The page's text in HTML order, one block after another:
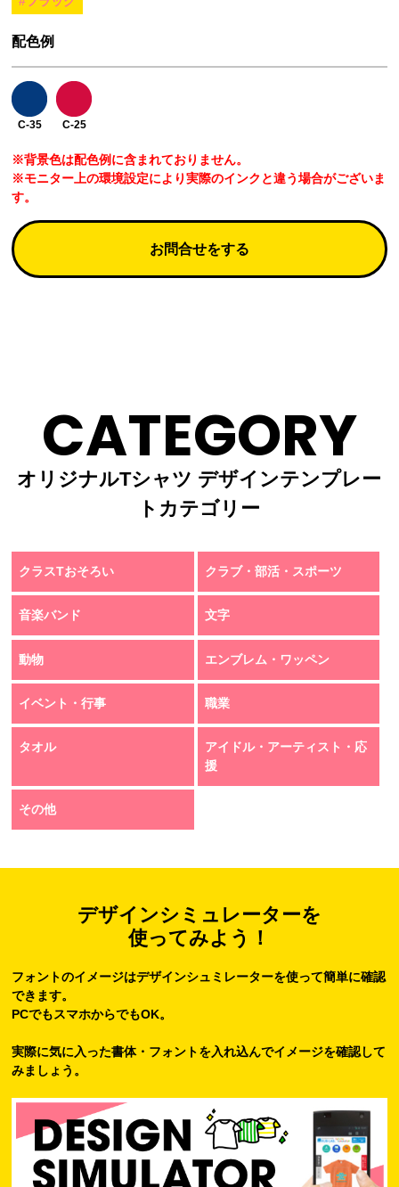
配色例
C-35 C-25
※背景色は配色例に含まれておりません。
※モニター上の環境設定により実際のインクと違う場合がございま
す。
お問合せをする
CATEGORY
オリジナルTシャツ デザインテンプレー
トカテゴリー
クラスTおそろい クラブ・部活・スポーツ
音楽バンド 文字
動物 エンブレム・ワッペン
イベント・行事 職業
タオル
アイドル・アーティスト・応
援
その他
デザインシミュレーターを
使ってみよう！
フォントのイメージはデザインシュミレーターを使って簡単に確認
できます。
PCでもスマホからでもOK。
実際に気に入った書体・フォントを入れ込んでイメージを確認して
みましょう。